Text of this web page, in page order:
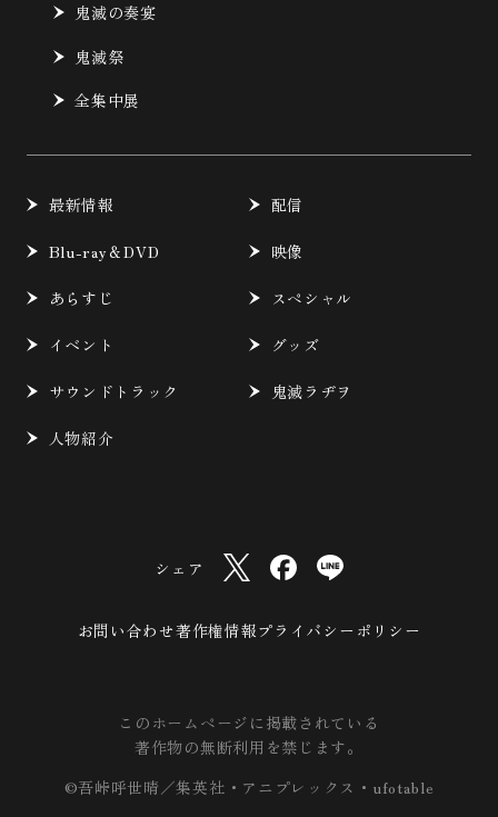
鬼滅の奏宴
鬼滅祭
全集中展
最新情報 配信
Blu-ray＆DVD 映像
あらすじ スペシャル
イベント グッズ
サウンドトラック 鬼滅ラヂヲ
人物紹介
シェア
お問い合わせ著作権情報プライバシーポリシー
このホームページに掲載されている
著作物の無断利用を禁じます。
©吾峠呼世晴／集英社・アニプレックス・ufotable